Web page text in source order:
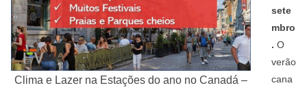
Clima e Lazer na Estações do ano no Canadá –
sete
mbro
. O
verão
cana